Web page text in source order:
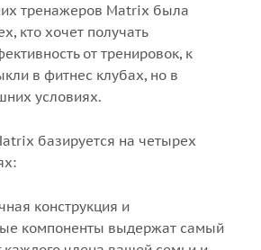
тренажеров Matrix была
кто хочет получать
от тренировок, к
в фитнес клубах, но в
условиях.
базируется на четырех
конструкция и
компоненты выдержат самый